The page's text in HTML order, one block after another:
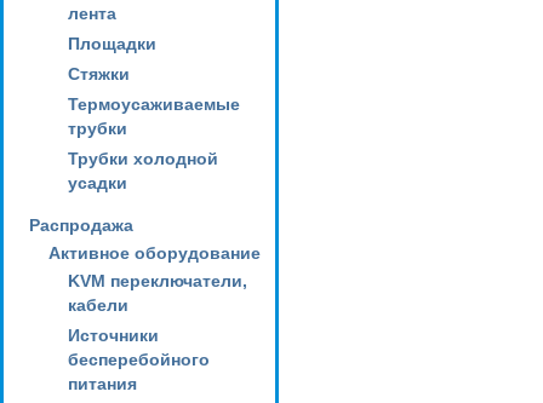
лента
Площадки
Стяжки
Термоусаживаемые
трубки
Трубки холодной
усадки
Распродажа
Активное оборудование
KVM переключатели,
кабели
Источники
бесперебойного
питания